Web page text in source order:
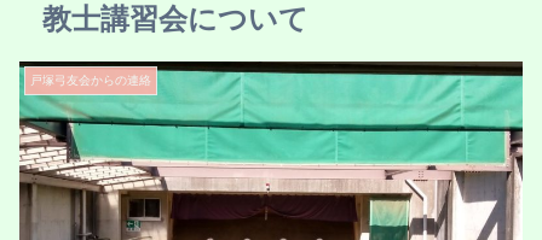
教士講習会について
戸塚弓友会からの連絡